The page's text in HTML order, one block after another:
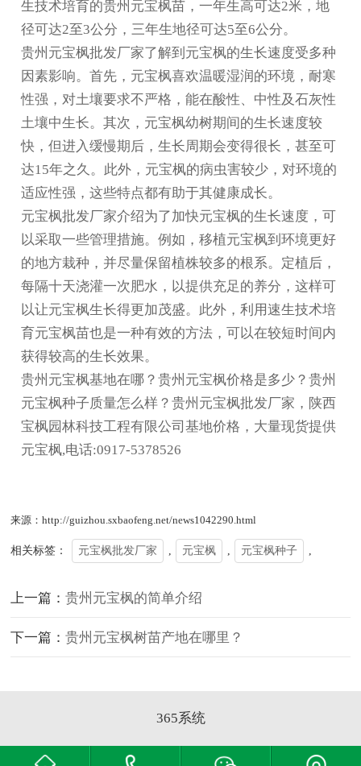
生技术培育的贵州元宝枫苗 ，一年生高可达2米，地
径可达2至3公分，三年生地径可达5至6公分‌。
贵州元宝枫批发厂家了解到元宝枫的生长速度受多种
因素影响。首先，元宝枫喜欢温暖湿润的环境，耐寒
性强，对土壤要求不严格，能在酸性、中性及石灰性
土壤中生长。其次，元宝枫幼树期间的生长速度较
快，但进入缓慢期后，生长周期会变得很长，甚至可
达15年之久‌。此外，元宝枫的病虫害较少，对环境的
适应性强，这些特点都有助于其健康成长‌。
元宝枫批发厂家介绍为了加快元宝枫的生长速度，可
以采取一些管理措施。例如，移植元宝枫到环境更好
的地方栽种，并尽量保留植株较多的根系。定植后，
每隔十天浇灌一次肥水，以提供充足的养分，这样可
以让元宝枫生长得更加茂盛。此外，利用速生技术培
育元宝枫苗也是一种有效的方法，可以在较短时间内
获得较高的生长效果。
贵州元宝枫基地在哪？贵州元宝枫价格是多少？贵州
元宝枫种子质量怎么样？贵州元宝枫批发厂家，陕西
宝枫园林科技工程有限公司基地价格，大量现货提供
元宝枫,电话:0917-5378526
来源：http://guizhou.sxbaofeng.net/news1042290.html
相关标签： 元宝枫批发厂家 元宝枫 元宝枫种子
上一篇：贵州元宝枫的简单介绍
下一篇：贵州元宝枫树苗产地在哪里？
365系统